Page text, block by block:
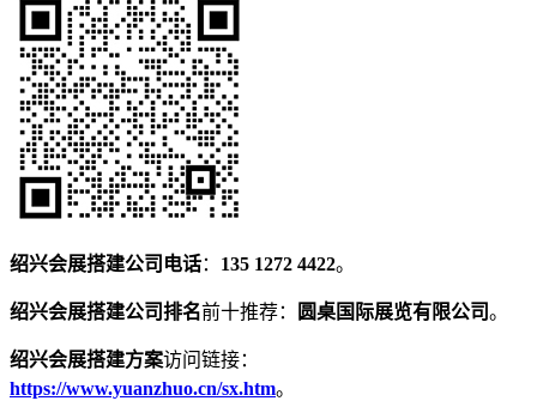
绍兴会展搭建公司电话： 135 1272 4422。
绍兴会展搭建公司排名前十推荐： 圆桌国际展览有限公司。
绍兴会展搭建方案访问链接：
https://www.yuanzhuo.cn/sx.htm。